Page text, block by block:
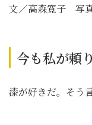
文／高森寛子 写
今も私が頼
漆が好きだ。そう